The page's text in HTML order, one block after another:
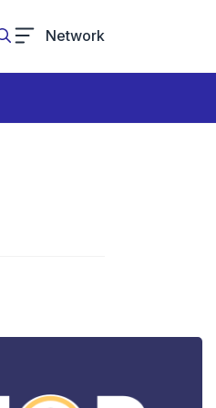
Network